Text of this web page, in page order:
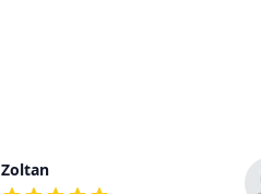
Zoltan